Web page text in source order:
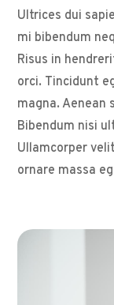
Ultrices dui
mi bibendum
Risus in
orci. Tincidunt
magna. Aenean
Bibendum nisi
Ullamcorper
ornare massa